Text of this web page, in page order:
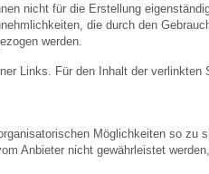
nicht für die Erstellung
die durch den
werden.
Links. Für den Inhalt der
Möglichkeiten so zu
Anbieter nicht gewährleistet